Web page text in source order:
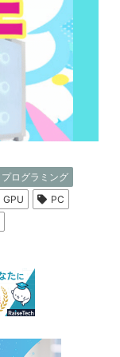
プログラミング
GPU
PC